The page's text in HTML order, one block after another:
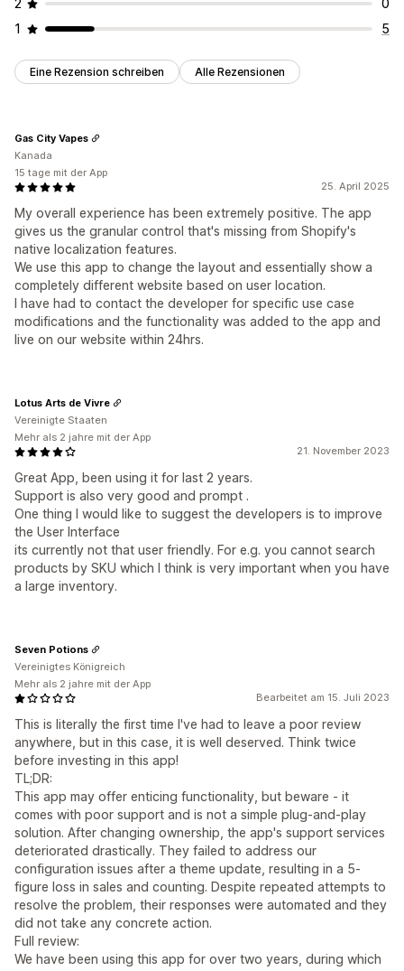
2
0
1
5
Eine Rezension schreiben Alle Rezensionen
25. April 2025
My overall experience has been extremely positive. The app
gives us the granular control that's missing from Shopify's
native localization features.
We use this app to change the layout and essentially show a
completely different website based on user location.
I have had to contact the developer for specific use case
modifications and the functionality was added to the app and
live on our website within 24hrs.
Gas City Vapes
Kanada
15 tage mit der App
21. November 2023
Great App, been using it for last 2 years.
Support is also very good and prompt .
One thing I would like to suggest the developers is to improve
the User Interface
its currently not that user friendly. For e.g. you cannot search
products by SKU which I think is very important when you have
a large inventory.
Lotus Arts de Vivre
Vereinigte Staaten
Mehr als 2 jahre mit der App
Bearbeitet am 15. Juli 2023
This is literally the first time I've had to leave a poor review
anywhere, but in this case, it is well deserved. Think twice
before investing in this app!
TL;DR:
This app may offer enticing functionality, but beware - it
comes with poor support and is not a simple plug-and-play
solution. After changing ownership, the app's support services
deteriorated drastically. They failed to address our
configuration issues after a theme update, resulting in a 5-
figure loss in sales and counting. Despite repeated attempts to
resolve the problem, their responses were automated and they
did not take any concrete action.
Full review:
We have been using this app for over two years, during which
Seven Potions
Vereinigtes Königreich
Mehr als 2 jahre mit der App